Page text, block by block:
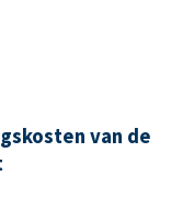
van de